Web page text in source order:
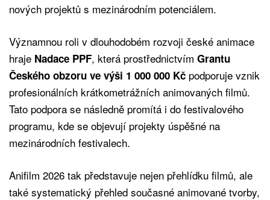
nových projektů s mezinárodním potenciálem.
Významnou roli v dlouhodobém rozvoji české animace
hraje Nadace PPF, která prostřednictvím Grantu
Českého obzoru ve výši 1 000 000 Kč podporuje vznik
profesionálních krátkometrážních animovaných filmů.
Tato podpora se následně promítá i do festivalového
programu, kde se objevují projekty úspěšné na
mezinárodních festivalech.
Anifilm 2026 tak představuje nejen přehlídku filmů, ale
také systematický přehled současné animované tvorby,